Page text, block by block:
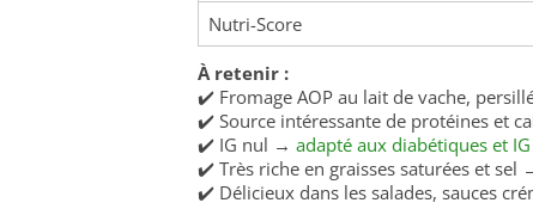
Nutri-Score
À retenir :
✔️ Fromage AOP au lait de vache,
✔️ Source intéressante de protéines et
✔️ IG nul → adapté aux diabétiques et
✔️ Très riche en graisses saturées et
✔️ Délicieux dans les salades, sauces